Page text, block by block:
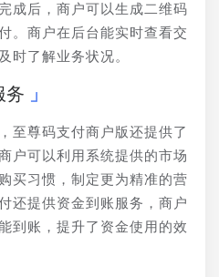
成后，商户可以生成二维码
。商户在后台能实时查看交
时了解业务状况。
务
至尊码支付商户版还提供了
户可以利用系统提供的市场
买习惯，制定更为精准的营
还提供资金到账服务，商户
到账，提升了资金使用的效